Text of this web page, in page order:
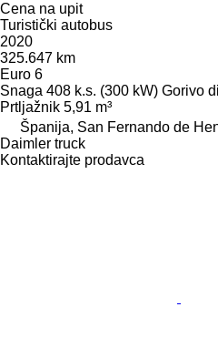
Cena na upit
Turistički autobus
2020
325.647 km
Euro 6
Snaga 408 k.s. (300 kW) Gorivo
Prtljažnik 5,91 m³
Španija, San Fernando de
Daimler truck
Kontaktirajte prodavca